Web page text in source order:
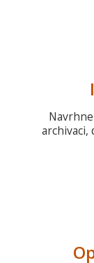
archivaci,